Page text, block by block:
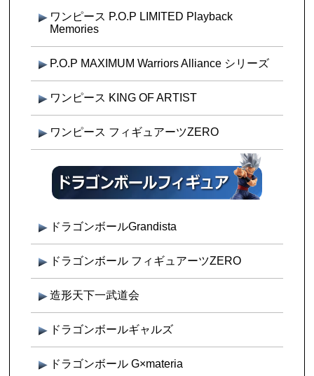
ワンピース P.O.P LIMITED Playback
Memories
P.O.P MAXIMUM Warriors Alliance シリーズ
ワンピース KING OF ARTIST
ワンピース フィギュアーツZERO
ドラゴンボールGrandista
ドラゴンボール フィギュアーツZERO
造形天下一武道会
ドラゴンボールギャルズ
ドラゴンボール G×materia